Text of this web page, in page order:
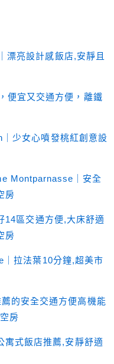
漂亮設計感飯店,安靜且
便宜又交通方便，離鐵
少女心噴發桃紅創意設
Montparnasse｜安全
房
區交通方便,大床舒適
房
拉法葉10分鐘,超美市
的安全交通方便高機能
房
式飯店推薦,安靜舒適